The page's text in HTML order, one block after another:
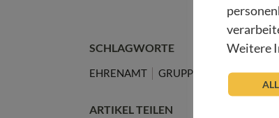
SCHLAGWORTE
EHRENAMT GRUPPENLEITERINNEN
ARTIKEL TEILEN
Weitere